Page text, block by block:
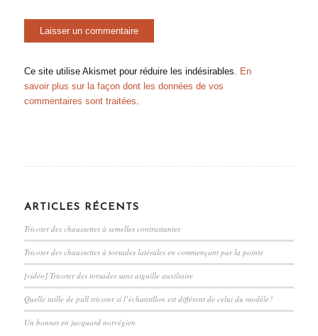
Ce site utilise Akismet pour réduire les indésirables. En
savoir plus sur la façon dont les données de vos
commentaires sont traitées.
ARTICLES RÉCENTS
Tricoter des chaussettes à semelles contrastantes
Tricoter des chaussettes à torsades latérales en commençant par la pointe
[vidéo] Tricoter des torsades sans aiguille auxiliaire
Quelle taille de pull tricoter si l’échantillon est différent de celui du modèle?
Un bonnet en jacquard norvégien